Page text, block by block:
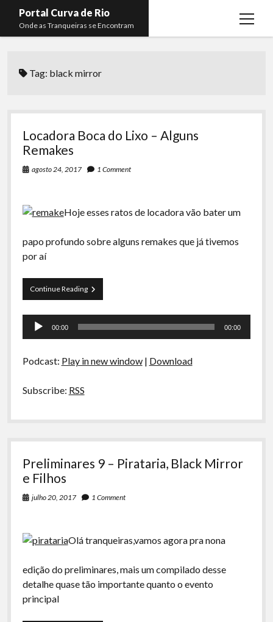
Portal Curva de Rio
Onde as Tranqueiras se Encontram
open
menu
Curva de Rio
Komos
La Siesta Podcast
Rachão na Beira do RIo
Papo Tranqueira
A Ripa É a Lei
Especiais
Preliminares
Membros
Lucas Oliveira
Kaique Xavier
Rafael Almeida
Tag: black mirror
Locadora Boca do Lixo – Alguns
Remakes
agosto 24, 2017 1 Comment
Hoje esses ratos de locadora vão bater um
papo profundo sobre alguns remakes que já tivemos
por aí
Continue ReadingLocadora
Boca
–
Tocador
00:00 00:00
Podcast: Play in new window| Download
Subscribe: RSS
Preliminares 9 – Pirataria, Black Mirror
e Filhos
julho 20, 2017 1 Comment
Olá tranqueiras,vamos agora pra nona
edição do preliminares, mais um compilado desse
detalhe quase tão importante quanto o evento
principal